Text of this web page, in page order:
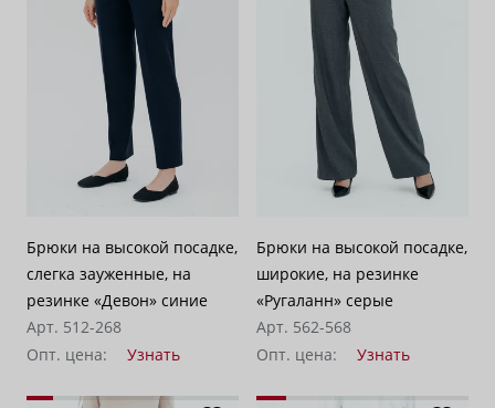
По убыванию цены
Брюки на высокой посадке,
слегка зауженные, на
резинке «Девон» синие
Арт. 512-268
Опт. цена:
Узнать
Брюки на высокой посадке,
широкие, на резинке
«Ругаланн» серые
Арт. 562-568
Опт. цена:
Узнать